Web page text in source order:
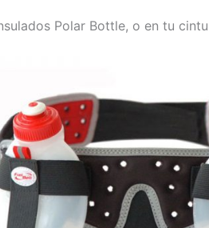
Polar Bottle, o en tu